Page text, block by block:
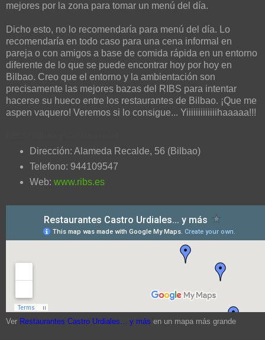
mejores por la zona para tomar un menú del día.
Dicho esto, no lo recomendaría para menú del día. Lo
recomendaría en todo caso para una cena informal en
pareja o con amigos a base de comida rápida en un entorno
diferente de lo que se puede encontrar hoy por hoy en
Bilbao. Creo que el entorno y la ambientación son
precisamente las mejores bazas del RIBS para intentar
hacerse su hueco entre los restaurantes de Bilbao. ¡Que me
aspen vaquero! Veremos si lo consigue... Yiiiiiiiiiiiiihaaaaa!!!
Dirección: Alameda Recalde, 56 (Bilbao)
Telefono: 944109547
Web: www.ribs.es
Ver Restaurantes Castro Urdiales... y más en un mapa más grande